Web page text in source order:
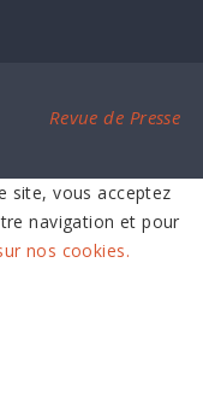
Revue de Presse
site, vous acceptez
navigation et pour
nos cookies.